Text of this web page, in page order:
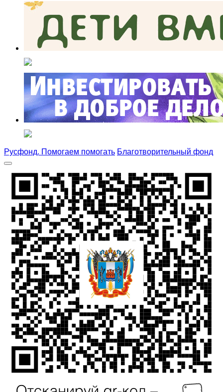
Русфонд. Помогаем помогать Благотворительный фонд